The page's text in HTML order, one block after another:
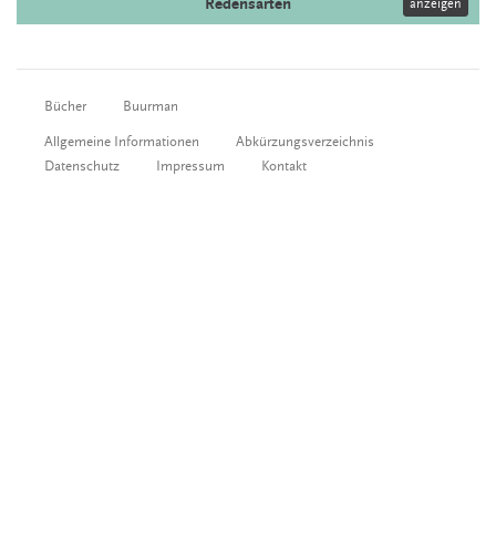
Redensarten anzeigen
Bücher Buurman
Allgemeine Informationen
Abkürzungsverzeichnis
Datenschutz
Impressum Kontakt